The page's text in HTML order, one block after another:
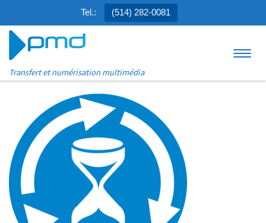
Tel.: (514) 282-0081
Transfert et numérisation multimédia